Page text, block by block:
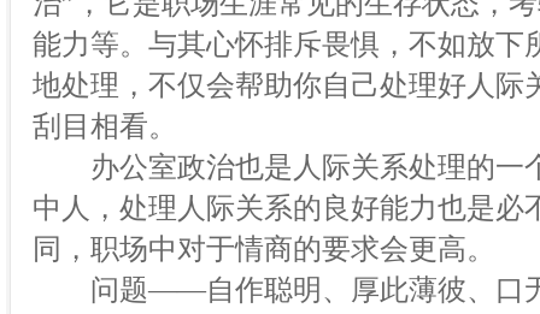
能力等。与其心怀排斥畏惧，不如放
地处理，不仅会帮助你自己处理好人
刮目相看。
办公室政治也是人际关系处理的一
中人，处理人际关系的良好能力也是
同，职场中对于情商的要求会更高。
问题——自作聪明、厚此薄彼、口